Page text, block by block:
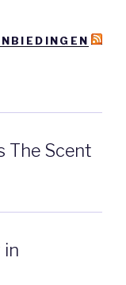
The Scent
in